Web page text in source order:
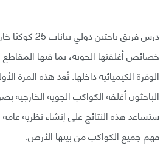
درس فريق باحثين
خصائص أغلفتها الجوية، بما فيها المقاطع
الوفرة الكيميائية داخلها. تُعد هذه المرة
الباحثون أغلفة الكواكب الجوية الخارجية
ستساعد هذه النتائج على إنشاء نظرية
فهم جميع الكواكب من بينها الأرض.